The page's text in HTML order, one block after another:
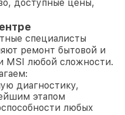
доступные цены,
специалисты
ремонт бытовой и
MSI любой сложности.
диагностику,
этапом
любых